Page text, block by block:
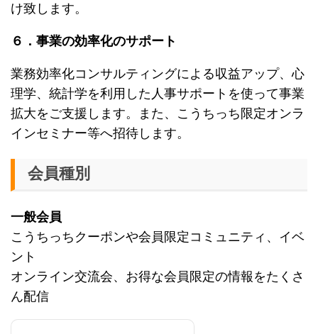
け致します。
６．事業の効率化のサポート
業務効率化コンサルティングによる収益アップ、心
理学、統計学を利用した人事サポートを使って事業
拡大をご支援します。また、こうちっち限定オンラ
インセミナー等へ招待します。
会員種別
一般会員
こうちっちクーポンや会員限定コミュニティ、イベ
ント
オンライン交流会、お得な会員限定の情報をたくさ
ん配信